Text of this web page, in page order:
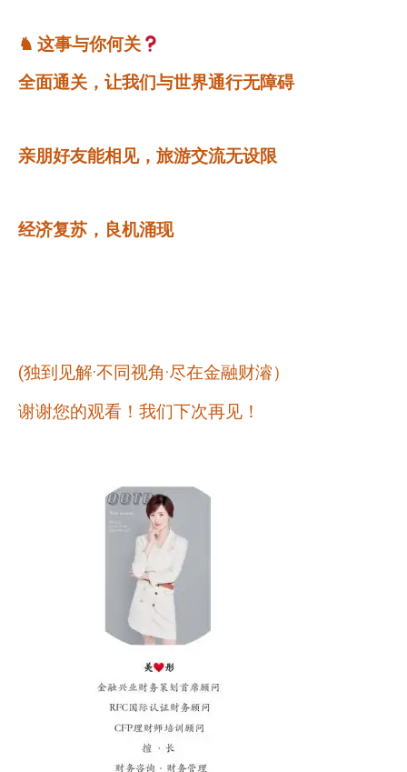
♞ 这事与你何关
全面通关，让我们与世界通行无障碍
亲朋好友能相见，旅游交流无设限
经济复苏，良机涌现
(独到见解·不同视角·尽在金融财濬）
谢谢您的观看！我们下次再见！